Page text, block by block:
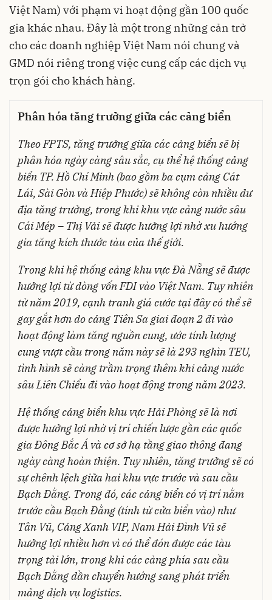
Việt Nam) với phạm vi hoạt động gần 100 quốc
gia khác nhau. Đây là một trong những cản trở
cho các doanh nghiệp Việt Nam nói chung và
GMD nói riêng trong việc cung cấp các dịch vụ
trọn gói cho khách hàng.
Phân hóa tăng trưởng giữa các cảng biển
Theo FPTS, tăng trưởng giữa các cảng biển sẽ bị
phân hóa ngày càng sâu sắc, cụ thể hệ thống cảng
biển TP. Hồ Chí Minh (bao gồm ba cụm cảng Cát
Lái, Sài Gòn và Hiệp Phước) sẽ không còn nhiều dư
địa tăng trưởng, trong khi khu vực cảng nước sâu
Cái Mép – Thị Vải sẽ được hưởng lợi nhờ xu hướng
gia tăng kích thước tàu của thế giới.
Trong khi hệ thống cảng khu vực Đà Nẵng sẽ được
hưởng lợi từ dòng vốn FDI vào Việt Nam. Tuy nhiên
từ năm 2019, cạnh tranh giá cước tại đây có thể sẽ
gay gắt hơn do cảng Tiên Sa giai đoạn 2 đi vào
hoạt động làm tăng nguồn cung, ước tính lượng
cung vượt cầu trong năm này sẽ là 293 nghìn TEU,
tình hình sẽ càng trầm trọng thêm khi cảng nước
sâu Liên Chiểu đi vào hoạt động trong năm 2023.
Hệ thống cảng biển khu vực Hải Phòng sẽ là nơi
được hưởng lợi nhờ vị trí chiến lược gần các quốc
gia Đông Bắc Á và cơ sở hạ tầng giao thông đang
ngày càng hoàn thiện. Tuy nhiên, tăng trưởng sẽ có
sự chênh lệch giữa hai khu vực trước và sau cầu
Bạch Đằng. Trong đó, các cảng biển có vị trí nằm
trước cầu Bạch Đằng (tính từ cửa biển vào) như
Tân Vũ, Cảng Xanh VIP, Nam Hải Đình Vũ sẽ
hưởng lợi nhiều hơn vì có thể đón được các tàu
trọng tải lớn, trong khi các cảng phía sau cầu
Bạch Đằng dần chuyển hướng sang phát triển
mảng dịch vụ logistics.